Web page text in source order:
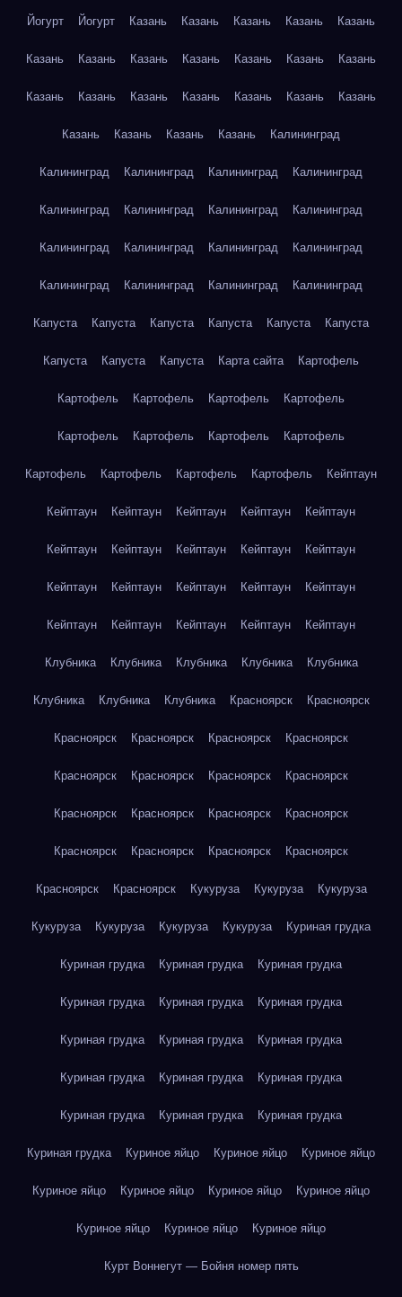
Йогурт Йогурт Казань Казань Казань Казань Казань
Казань Казань Казань Казань Казань Казань Казань
Казань Казань Казань Казань Казань Казань Казань
Казань Казань Казань Казань Калининград
Калининград Калининград Калининград Калининград
Калининград Калининград Калининград Калининград
Калининград Калининград Калининград Калининград
Калининград Калининград Калининград Калининград
Капуста Капуста Капуста Капуста Капуста Капуста
Капуста Капуста Капуста Карта сайта Картофель
Картофель Картофель Картофель Картофель
Картофель Картофель Картофель Картофель
Картофель Картофель Картофель Картофель Кейптаун
Кейптаун Кейптаун Кейптаун Кейптаун Кейптаун
Кейптаун Кейптаун Кейптаун Кейптаун Кейптаун
Кейптаун Кейптаун Кейптаун Кейптаун Кейптаун
Кейптаун Кейптаун Кейптаун Кейптаун Кейптаун
Клубника Клубника Клубника Клубника Клубника
Клубника Клубника Клубника Красноярск Красноярск
Красноярск Красноярск Красноярск Красноярск
Красноярск Красноярск Красноярск Красноярск
Красноярск Красноярск Красноярск Красноярск
Красноярск Красноярск Красноярск Красноярск
Красноярск Красноярск Кукуруза Кукуруза Кукуруза
Кукуруза Кукуруза Кукуруза Кукуруза Куриная грудка
Куриная грудка Куриная грудка Куриная грудка
Куриная грудка Куриная грудка Куриная грудка
Куриная грудка Куриная грудка Куриная грудка
Куриная грудка Куриная грудка Куриная грудка
Куриная грудка Куриная грудка Куриная грудка
Куриная грудка Куриное яйцо Куриное яйцо Куриное яйцо
Куриное яйцо Куриное яйцо Куриное яйцо Куриное яйцо
Куриное яйцо Куриное яйцо Куриное яйцо
Курт Воннегут — Бойня номер пять